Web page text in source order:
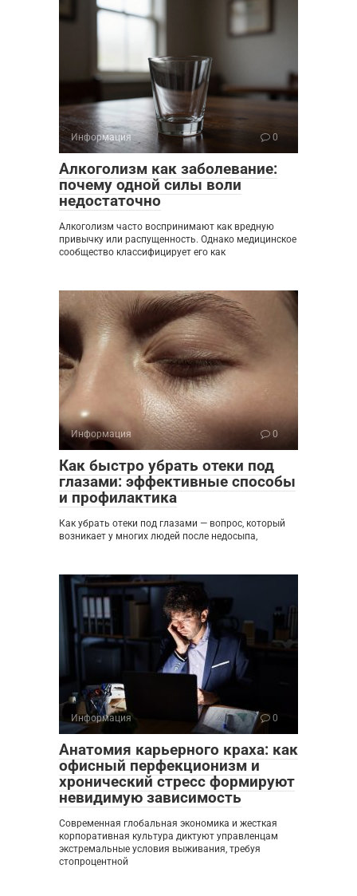
Информация 0
Алкоголизм как заболевание:
почему одной силы воли
недостаточно
Алкоголизм часто воспринимают как вредную
привычку или распущенность. Однако медицинское
сообщество классифицирует его как
Информация 0
Как быстро убрать отеки под
глазами: эффективные способы
и профилактика
Как убрать отеки под глазами — вопрос, который
возникает у многих людей после недосыпа,
Информация 0
Анатомия карьерного краха: как
офисный перфекционизм и
хронический стресс формируют
невидимую зависимость
Современная глобальная экономика и жесткая
корпоративная культура диктуют управленцам
экстремальные условия выживания, требуя
стопроцентной